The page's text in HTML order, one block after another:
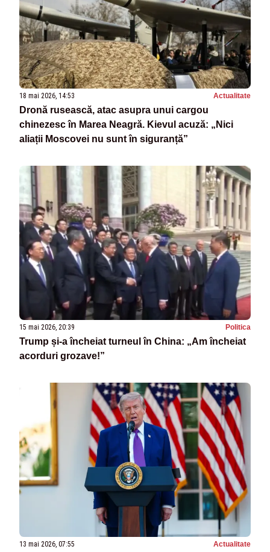
18 mai 2026, 14:53 Actualitate
Dronă rusească, atac asupra unui cargou
chinezesc în Marea Neagră. Kievul acuză: „Nici
aliații Moscovei nu sunt în siguranță”
15 mai 2026, 20:39 Politica
Trump și-a încheiat turneul în China: „Am încheiat
acorduri grozave!”
13 mai 2026, 07:55 Actualitate